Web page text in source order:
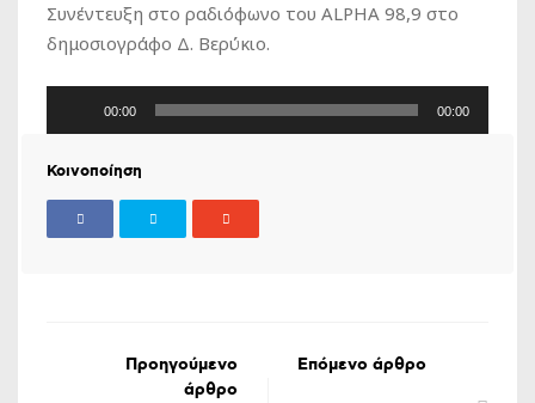
Συνέντευξη στο ραδιόφωνο του ALPHA 98,9 στο
δημοσιογράφο Δ. Βερύκιο.
00:00 00:00
Κοινοποίηση
Προηγούμενο
άρθρο
Επόμενο άρθρο